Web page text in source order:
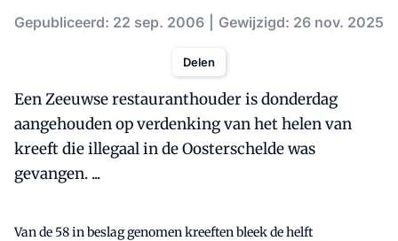
Gepubliceerd: 22 sep. 2006 Gewijzigd: 26 nov. 2025
Delen
Een Zeeuwse restauranthouder is donderdag
aangehouden op verdenking van het helen van
kreeft die illegaal in de Oosterschelde was
gevangen. ...
Van de 58 in beslag genomen kreeften bleek de helft